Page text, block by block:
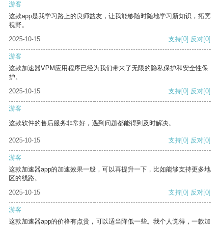
游客
这款app是我学习路上的良师益友，让我能够随时随地学习新知识，拓宽
视野。
2025-10-15
支持[0] 反对[0]
游客
这款加速器VPM应用程序已经为我们带来了无限的隐私保护和安全性保
护。
2025-10-15
支持[0] 反对[0]
游客
这款软件的售后服务非常好，遇到问题都能得到及时解决。
2025-10-15 支持[0] 反对[0]
游客
这款加速器app的加速效果一般，可以再提升一下，比如能够支持更多地
区的线路。
2025-10-15
支持[0] 反对[0]
游客
这款加速器app的价格有点贵，可以适当降低一些。我个人觉得，一款加